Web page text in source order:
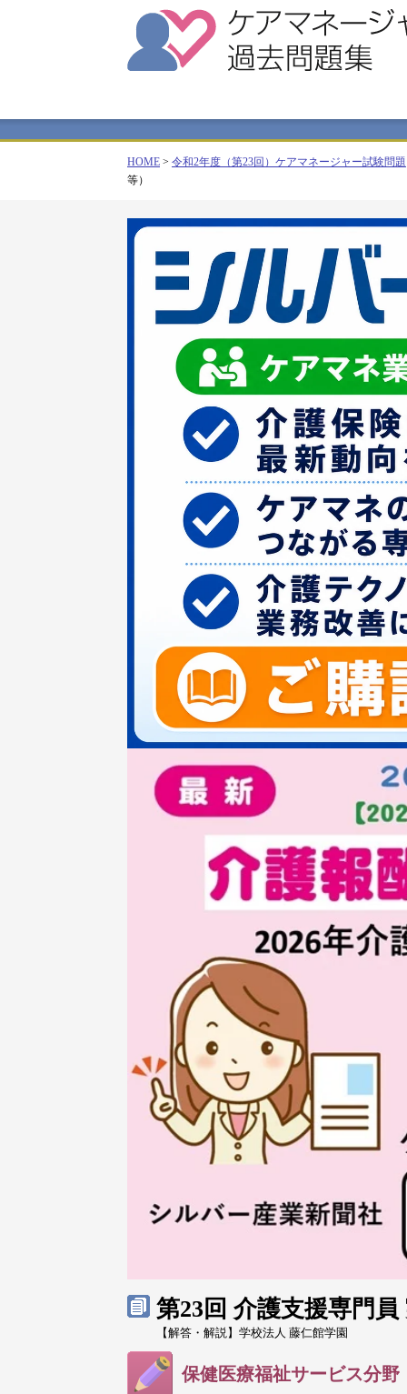
HOME > 令和2年度（第23回）ケアマネージャー試験問題
等）
第23回 介護支援専門
【解答・解説】学校法人 藤仁館学園
保健医療福祉サービス分